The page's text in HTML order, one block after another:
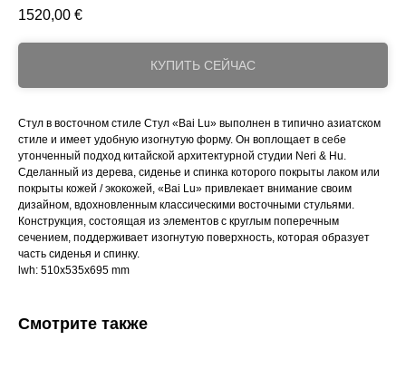
1520,00 €
КУПИТЬ СЕЙЧАС
Стул в восточном стиле Стул «Bai Lu» выполнен в типично азиатском
стиле и имеет удобную изогнутую форму. Он воплощает в себе
утонченный подход китайской архитектурной студии Neri & Hu.
Сделанный из дерева, сиденье и спинка которого покрыты лаком или
покрыты кожей / экокожей, «Bai Lu» привлекает внимание своим
дизайном, вдохновленным классическими восточными стульями.
Конструкция, состоящая из элементов с круглым поперечным
сечением, поддерживает изогнутую поверхность, которая образует
часть сиденья и спинку.
lwh: 510x535x695 mm
Смотрите также